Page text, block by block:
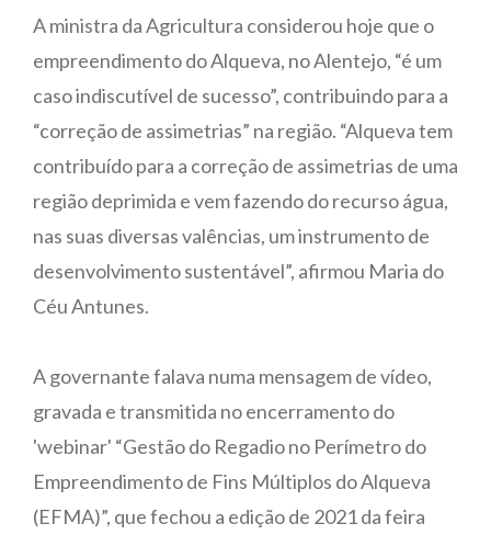
A ministra da Agricultura considerou hoje que o
empreendimento do Alqueva, no Alentejo, “é um
caso indiscutível de sucesso”, contribuindo para a
“correção de assimetrias” na região. “Alqueva tem
contribuído para a correção de assimetrias de uma
região deprimida e vem fazendo do recurso água,
nas suas diversas valências, um instrumento de
desenvolvimento sustentável”, afirmou Maria do
Céu Antunes.
A governante falava numa mensagem de vídeo,
gravada e transmitida no encerramento do
'webinar' “Gestão do Regadio no Perímetro do
Empreendimento de Fins Múltiplos do Alqueva
(EFMA)”, que fechou a edição de 2021 da feira